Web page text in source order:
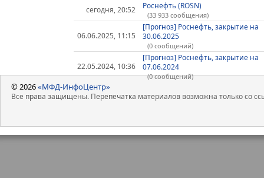
сегодня, 20:52
Роснефть (ROSN)
(33 933 сообщения)
06.06.2025, 11:15
[Прогноз] Роснефть, закрытие на
30.06.2025
(0 сообщений)
22.05.2024, 10:36
[Прогноз] Роснефть, закрытие на
07.06.2024
(0 сообщений)
© 2026«МФД-ИнфоЦентр»
Все права защищены. Перепечатка материалов возможна только со